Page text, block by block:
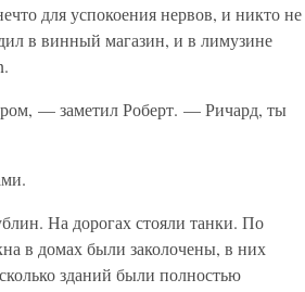
для успокоения нервов, и никто не
в винный магазин, и в лимузине
— заметил Роберт. — Ричард, ты
На дорогах стояли танки. По
в домах были заколочены, в них
зданий были полностью